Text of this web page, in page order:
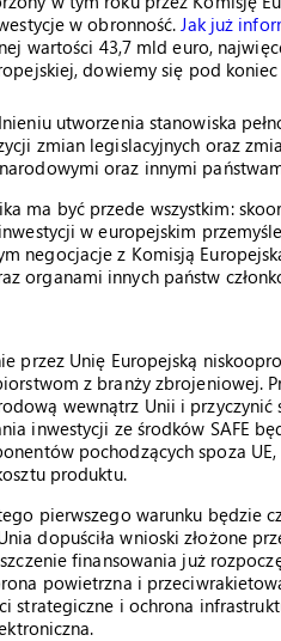
w obronność.Jak już
wartości 43,7 mld euro,
dowiemy się pod
utworzenia stanowiska
zmian legislacyjnych oraz
oraz innymi
ma być przede wszystkim:
w europejskim
negocjacje z Komisją
organami innych państw
przez Unię Europejską
z branży zbrojeniowej.
wewnątrz Unii i
inwestycji ze środków SAFE
pochodzących spoza
produktu.
pierwszego warunku będzie
dopuściła wnioski złożone
finansowania już
powietrzna i
strategiczne i ochrona